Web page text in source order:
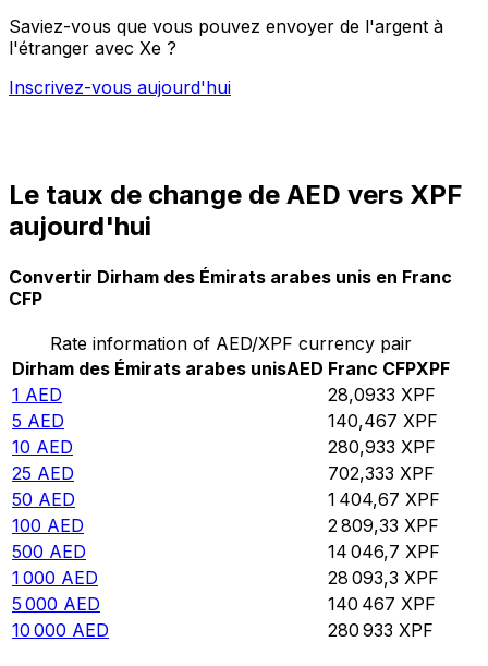
Saviez-vous que vous pouvez envoyer de l'argent à
l'étranger avec Xe ?
Inscrivez-vous aujourd'hui
Le taux de change de AED vers XPF
aujourd'hui
Convertir Dirham des Émirats arabes unis en Franc
CFP
Rate information of AED/XPF currency pair
Dirham des Émirats arabes unisAED Franc CFPXPF
1 AED 28,0933 XPF
5 AED 140,467 XPF
10 AED 280,933 XPF
25 AED 702,333 XPF
50 AED 1 404,67 XPF
100 AED 2 809,33 XPF
500 AED 14 046,7 XPF
1 000 AED 28 093,3 XPF
5 000 AED 140 467 XPF
10 000 AED 280 933 XPF